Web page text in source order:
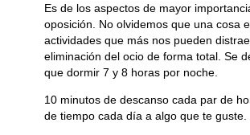
Es de los aspectos de mayor
oposición. No olvidemos que una cosa
actividades que más nos pueden
eliminación del ocio de forma total. Se
que dormir 7 y 8 horas por noche.
10 minutos de descanso cada par de
de tiempo cada día a algo que te guste.